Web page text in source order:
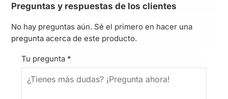
Preguntas y respuestas de los clientes
No hay preguntas aún. Sé el primero en hacer una
pregunta acerca de este producto.
Tu pregunta *